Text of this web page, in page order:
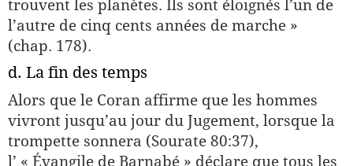
trouvent les planètes. Ils sont éloignés l’un de
l’autre de cinq cents années de marche »
(chap. 178).
d. La fin des temps
Alors que le Coran affirme que les hommes
vivront jusqu’au jour du Jugement, lorsque la
trompette sonnera (Sourate 80:37),
l’ « Évangile de Barnabé » déclare que tous les